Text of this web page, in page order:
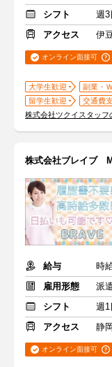
シフト
週3
アクセス
伊
オンライン面接可
大学生歓迎 副業・
留学生歓迎
交通費
株式会社ツクイスタッフ
株式会社ブレイブ
給与
時
雇用形態
派
シフト
週1
アクセス
静
オンライン面接可